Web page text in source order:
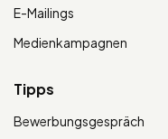
E-Mailings
Medienkampagnen
Tipps
Bewerbungsgespräch